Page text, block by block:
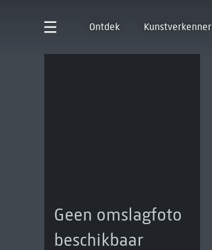
Ontdek Kunstverkenner
Geen omslagfoto
beschikbaar